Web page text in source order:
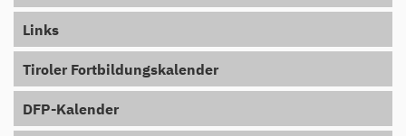
Links
Tiroler Fortbildungskalender
DFP-Kalender